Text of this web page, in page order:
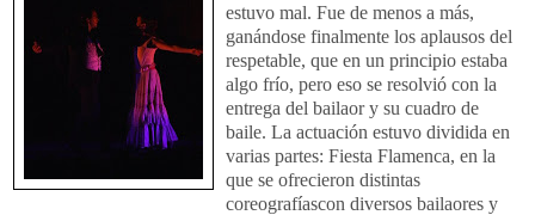
estuvo mal. Fue de menos a más,
ganándose finalmente los aplausos del
respetable, que en un principio estaba
algo frío, pero eso se resolvió con la
entrega del bailaory su cuadro de
baile. La actuación estuvo dividida en
varias partes: Fiesta Flamenca, en la
que se ofrecieron distintas
coreografíascon diversos bailaores y